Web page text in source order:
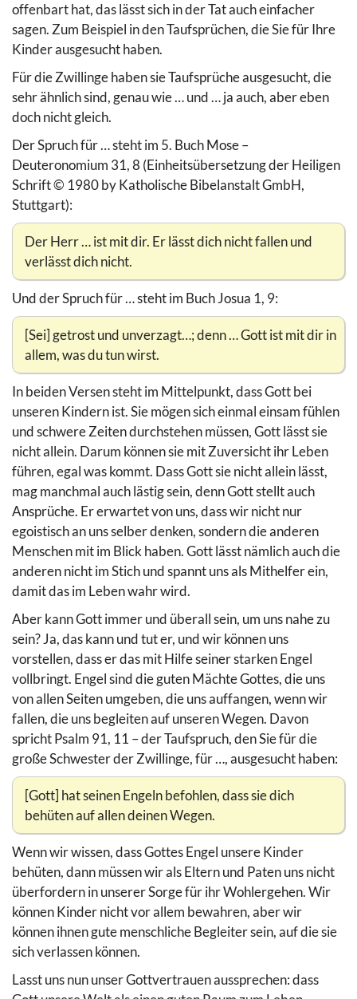
offenbart hat, das lässt sich in der Tat auch einfacher
sagen. Zum Beispiel in den Taufsprüchen, die Sie für Ihre
Kinder ausgesucht haben.
Für die Zwillinge haben sie Taufsprüche ausgesucht, die
sehr ähnlich sind, genau wie … und … ja auch, aber eben
doch nicht gleich.
Der Spruch für … steht im 5. Buch Mose –
Deuteronomium 31, 8 (Einheitsübersetzung der Heiligen
Schrift © 1980 by Katholische Bibelanstalt GmbH,
Stuttgart):
Der Herr … ist mit dir. Er lässt dich nicht fallen und
verlässt dich nicht.
Und der Spruch für … steht im Buch Josua 1, 9:
[Sei] getrost und unverzagt…; denn … Gott ist mit dir in
allem, was du tun wirst.
In beiden Versen steht im Mittelpunkt, dass Gott bei
unseren Kindern ist. Sie mögen sich einmal einsam fühlen
und schwere Zeiten durchstehen müssen, Gott lässt sie
nicht allein. Darum können sie mit Zuversicht ihr Leben
führen, egal was kommt. Dass Gott sie nicht allein lässt,
mag manchmal auch lästig sein, denn Gott stellt auch
Ansprüche. Er erwartet von uns, dass wir nicht nur
egoistisch an uns selber denken, sondern die anderen
Menschen mit im Blick haben. Gott lässt nämlich auch die
anderen nicht im Stich und spannt uns als Mithelfer ein,
damit das im Leben wahr wird.
Aber kann Gott immer und überall sein, um uns nahe zu
sein? Ja, das kann und tut er, und wir können uns
vorstellen, dass er das mit Hilfe seiner starken Engel
vollbringt. Engel sind die guten Mächte Gottes, die uns
von allen Seiten umgeben, die uns auffangen, wenn wir
fallen, die uns begleiten auf unseren Wegen. Davon
spricht Psalm 91, 11 – der Taufspruch, den Sie für die
große Schwester der Zwillinge, für …, ausgesucht haben:
[Gott] hat seinen Engeln befohlen, dass sie dich
behüten auf allen deinen Wegen.
Wenn wir wissen, dass Gottes Engel unsere Kinder
behüten, dann müssen wir als Eltern und Paten uns nicht
überfordern in unserer Sorge für ihr Wohlergehen. Wir
können Kinder nicht vor allem bewahren, aber wir
können ihnen gute menschliche Begleiter sein, auf die sie
sich verlassen können.
Lasst uns nun unser Gottvertrauen aussprechen: dass